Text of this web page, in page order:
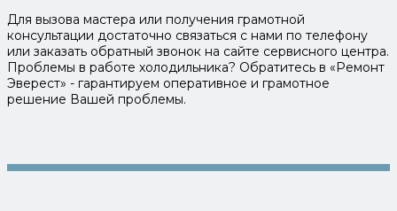
Для вызова мастера или получения грамотной
консультации достаточно связаться с нами по телефону
или заказать обратный звонок на сайте сервисного центра.
Проблемы в работе холодильника? Обратитесь в «Ремонт
Эверест» - гарантируем оперативное и грамотное
решение Вашей проблемы.